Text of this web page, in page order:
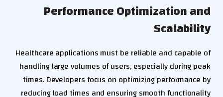
Performance Optimization and
Scalability
Healthcare applications must be reliable and capable of
handling large volumes of users, especially during peak
times. Developers focus on optimizing performance by
reducing load times and ensuring smooth functionality